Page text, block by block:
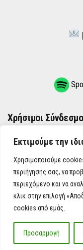
Εκτιμούμε την
Χρησιμοποιούμε
περιήγησής σας, να
περιεχόμενο και να
κλικ στην επιλογή
cookies από εμάς.
Προσαρμογή
Χρήσιμοι
ΌΡΟΙ ΧΡΉΣΗΣ
ΠΟΛΙΤΙΚΉ ΑΠΟΡΡΉΤΟΥ
Η Ανατροπή στην